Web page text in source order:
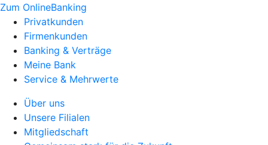
Zum OnlineBanking
Privatkunden
Firmenkunden
Banking & Verträge
Meine Bank
Service & Mehrwerte
Über uns
Unsere Filialen
Mitgliedschaft